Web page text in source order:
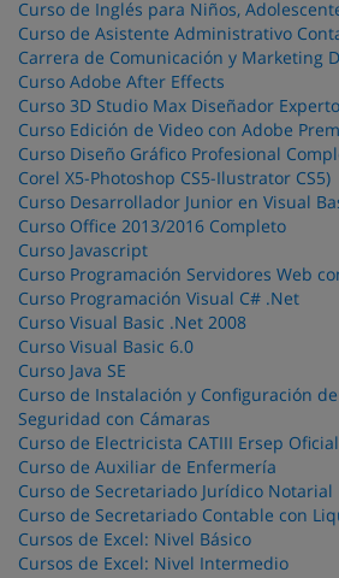
Curso de Inglés para Niños,
Curso de Asistente Administrativo
Carrera de Comunicación y Marketing
Curso Adobe After Effects
Curso 3D Studio Max Diseñador Experto
Curso Edición de Video con Adobe
Curso Diseño Gráfico Profesional
Corel X5-Photoshop CS5-Ilustrator CS5)
Curso Desarrollador Junior en Visual
Curso Office 2013/2016 Completo
Curso Javascript
Curso Programación Servidores Web
Curso Programación Visual C# .Net
Curso Visual Basic .Net 2008
Curso Visual Basic 6.0
Curso Java SE
Curso de Instalación y Configuración
Seguridad con Cámaras
Curso de Electricista CATIII Ersep Oficial
Curso de Auxiliar de Enfermería
Curso de Secretariado Jurídico Notarial
Curso de Secretariado Contable con
Cursos de Excel: Nivel Básico
Cursos de Excel: Nivel Intermedio